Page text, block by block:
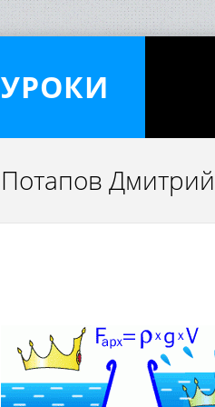
УРОКИ
Потапов Дмитрий